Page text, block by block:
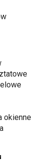
okienne